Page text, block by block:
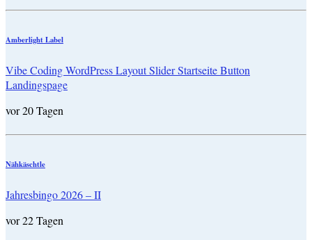
Amberlight Label
Vibe Coding WordPress Layout Slider Startseite Button
Landingspage
vor 20 Tagen
Nähkäschtle
Jahresbingo 2026 – II
vor 22 Tagen